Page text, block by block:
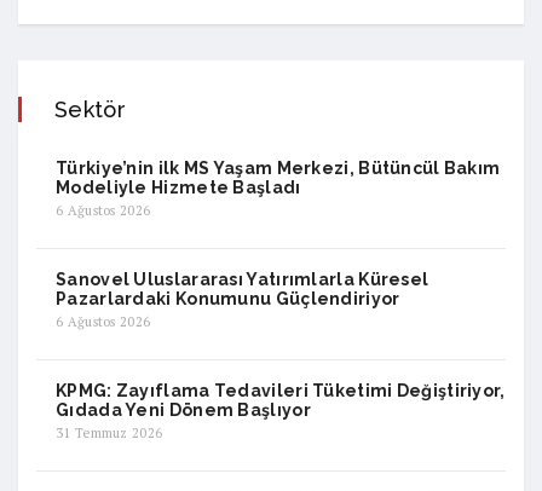
Sektör
Türkiye’nin ilk MS Yaşam Merkezi, Bütüncül Bakım
Modeliyle Hizmete Başladı
6 Ağustos 2026
Sanovel Uluslararası Yatırımlarla Küresel
Pazarlardaki Konumunu Güçlendiriyor
6 Ağustos 2026
KPMG: Zayıflama Tedavileri Tüketimi Değiştiriyor,
Gıdada Yeni Dönem Başlıyor
31 Temmuz 2026